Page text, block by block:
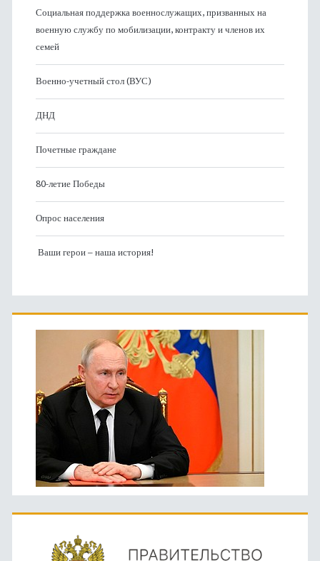
Социальная поддержка военнослужащих, призванных на
военную службу по мобилизации, контракту и членов их
семей
Военно-учетный стол (ВУС)
ДНД
Почетные граждане
80-летие Победы
Опрос населения
Ваши герои – наша история!